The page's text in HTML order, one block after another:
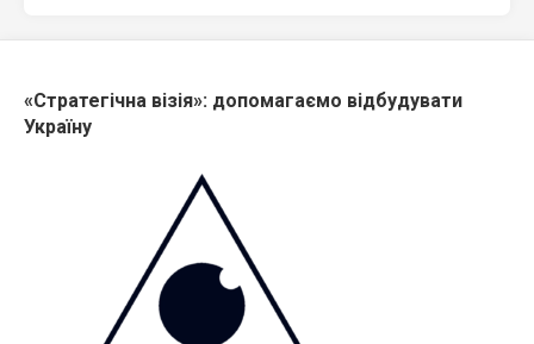
«Стратегічна візія»: допомагаємо відбудувати
Україну